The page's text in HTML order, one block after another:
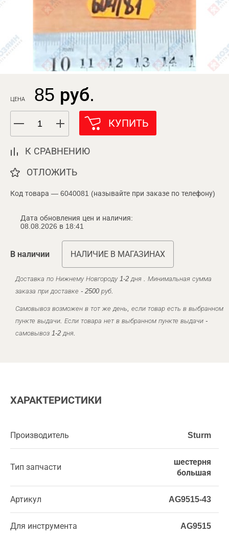
ЦЕНА 85 руб.
КУПИТЬ
К СРАВНЕНИЮ
ОТЛОЖИТЬ
Код товара — 6040081 (называйте при заказе по телефону)
Дата обновления цен и наличия:
08.08.2026 в 18:41
В наличии НАЛИЧИЕ В МАГАЗИНАХ
Доставка по Нижнему Новгороду 1-2 дня . Минимальная сумма
заказа при доставке - 2500 руб.
Самовывоз возможен в тот же день, если товар есть в выбранном
пункте выдачи. Если товара нет в выбранном пункте выдачи -
самовывоз 1-2 дня.
ХАРАКТЕРИСТИКИ
Производитель Sturm
Тип запчасти
шестерня
большая
Артикул AG9515-43
Для инструмента AG9515